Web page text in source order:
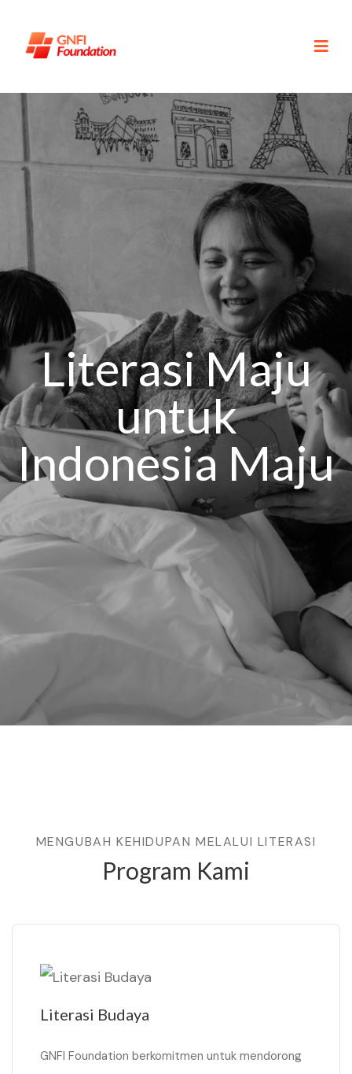
Literasi Maju
untuk
Indonesia Maju
MENGUBAH KEHIDUPAN MELALUI LITERASI
Program Kami
Literasi Budaya
GNFI Foundation berkomitmen untuk mendorong